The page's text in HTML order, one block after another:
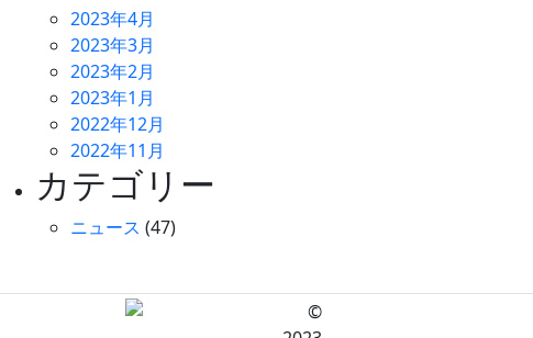
2023年4月
2023年3月
2023年2月
2023年1月
2022年12月
2022年11月
カテゴリー
ニュース (47)
©